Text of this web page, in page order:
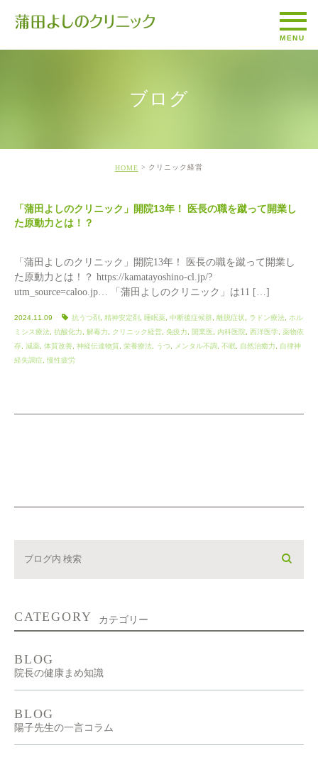
ブログ
HOME クリニック経営
「蒲田よしのクリニック」開院13年！ 医長の職を蹴って開業し
た原動力とは！？
「蒲田よしのクリニック」開院13年！ 医長の職を蹴って開業し
た原動力とは！？ https://kamatayoshino-cl.jp/?
utm_source=caloo.jp… 「蒲田よしのクリニック」は11 […]
2024.11.09 抗うつ剤 精神安定剤 睡眠薬 中断後症候群 離脱症状 ラドン療法
ホル
ミシス療法 抗酸化力 解毒力 クリニック経営 免疫力 開業医 内科医院 西洋医学 薬物依
存 減薬 体質改善 神経伝達物質 栄養療法 うつ メンタル不調 不眠 自然治癒力
自律神
経失調症 慢性疲労
CATEGORY カテゴリー
BLOG
院長の健康まめ知識
BLOG
陽子先生の一言コラム